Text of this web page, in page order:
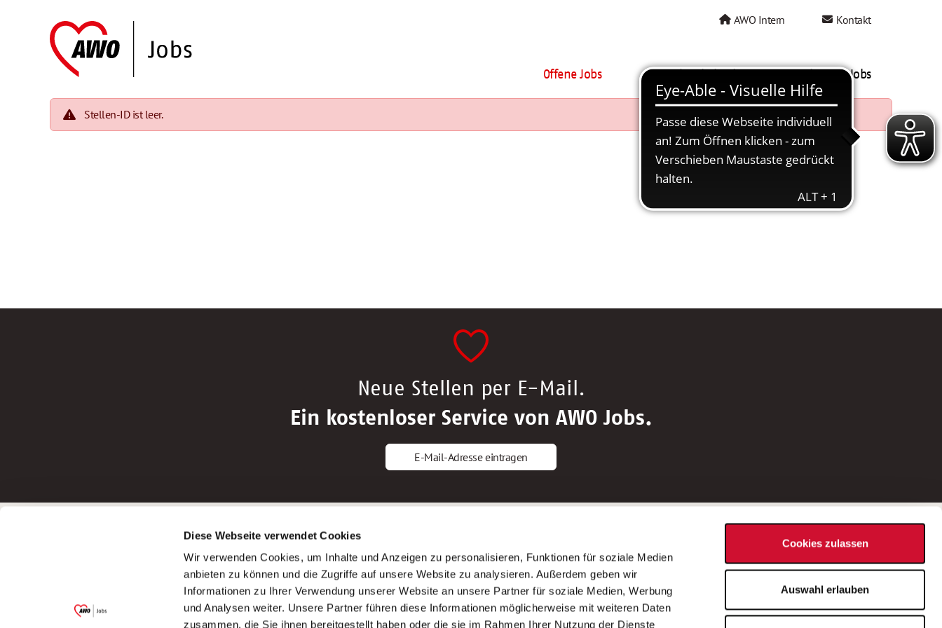
Diese Webseite verwendet Cookies
Wir verwenden Cookies, um Inhalte und Anzeigen zu personalisieren, Funktionen für soziale Medien
anbieten zu können und die Zugriffe auf unsere Website zu analysieren. Außerdem geben wir
Informationen zu Ihrer Verwendung unserer Website an unsere Partner für soziale Medien, Werbung
und Analysen weiter. Unsere Partner führen diese Informationen möglicherweise mit weiteren Daten
zusammen, die Sie ihnen bereitgestellt haben oder die sie im Rahmen Ihrer Nutzung der Dienste
Cookies zulassen
Auswahl erlauben
AWO Intern Kontakt
Offene Jobs AWO als Arbeitgeber Mein AWO Jobs
Stellen-ID ist leer.
Neue Stellen per E-Mail.
Ein kostenloser Service von AWO Jobs.
E-Mail-Adresse eintragen
Garitz Bewirtschaftungsbetriebe GmbH
(Ein Tochterunternehmen des AWO
Bezirksverbandes Unterfranken e.V.)
Bewerbungstipps
Bewerbung als Altenpfleger*in
Bewerbung als Krankenpfleger*in
Bewerbung als Altenpflegehelfer*in
Bewerbung als Erzieher*in
AWO Gliederungen nach Bundesland
Stellenangebote nach Bundesländern
Sitemap
Impressum
Datenschutz
Bei Fragen zu einer Stellenausschreibung
wenden Sie sich bitte an die*den in der
Stellenausschreibung genannte*n